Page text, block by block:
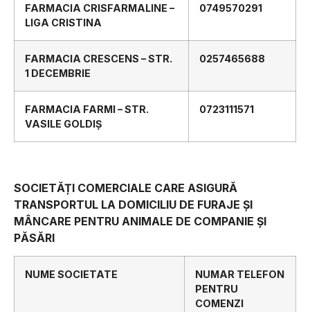
FARMACIA CRISFARMALINE –
LIGA CRISTINA
0749570291
FARMACIA CRESCENS – STR.
1 DECEMBRIE
0257465688
FARMACIA FARMI – STR.
VASILE GOLDIȘ
0723111571
SOCIETĂȚI COMERCIALE CARE ASIGURĂ
TRANSPORTUL LA DOMICILIU DE FURAJE ȘI
MÂNCARE PENTRU ANIMALE DE COMPANIE ȘI
PĂSĂRI
NUME SOCIETATE
NUMAR TELEFON
PENTRU
COMENZI